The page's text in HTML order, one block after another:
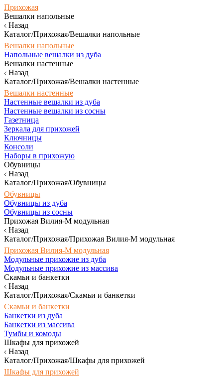
Прихожая
Вешалки напольные
Назад
Каталог/Прихожая/Вешалки напольные
Вешалки напольные
Напольные вешалки из дуба
Вешалки настенные
Назад
Каталог/Прихожая/Вешалки настенные
Вешалки настенные
Настенные вешалки из дуба
Настенные вешалки из сосны
Газетница
Зеркала для прихожей
Ключницы
Консоли
Наборы в прихожую
Обувницы
Назад
Каталог/Прихожая/Обувницы
Обувницы
Обувницы из дуба
Обувницы из сосны
Прихожая Вилия-М модульная
Назад
Каталог/Прихожая/Прихожая Вилия-М модульная
Прихожая Вилия-М модульная
Модульные прихожие из дуба
Модульные прихожие из массива
Скамьи и банкетки
Назад
Каталог/Прихожая/Скамьи и банкетки
Скамьи и банкетки
Банкетки из дуба
Банкетки из массива
Тумбы и комоды
Шкафы для прихожей
Назад
Каталог/Прихожая/Шкафы для прихожей
Шкафы для прихожей